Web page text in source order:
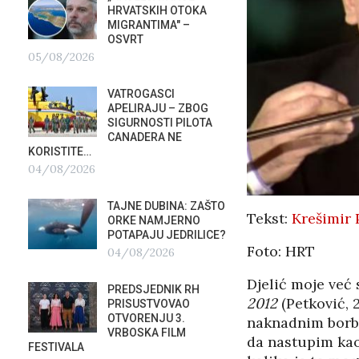
Tekst: Krešimir
Foto: HRT
Djelić moje
2012(Petković,
naknadnim
da nastupim
HRVATSKIH OTOKA
MIGRANTIMA″ –
OSVRT
05/08/2026
VATROGASCI
APELIRAJU – ZBOG
SIGURNOSTI PILOTA
CANADERA NE
KORISTITE…
04/08/2026
TAJNE DUBINA: ZAŠTO
ORKE NAMJERNO
POTAPAJU JEDRILICE?
04/08/2026
PREDSJEDNIK RH
PRISUSTVOVAO
OTVORENJU 3.
VRBOSKA FILM
FESTIVALA
02/
PLURALIZMA –…
01/08/2026
POD
01/
31/